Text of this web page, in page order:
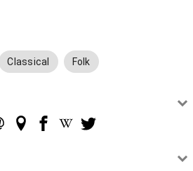
Classical Folk